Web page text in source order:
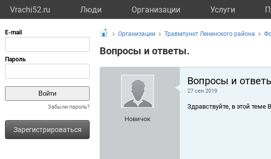
Vrachi52.ru Люди Организации Услуги
Забыли пароль?
Зарегистрироваться
Организации Травмпункт Ленинского района
Вопросы и ответы.
Новичок
Вопросы и
27 сен 2019
Здравствуйте, в этой